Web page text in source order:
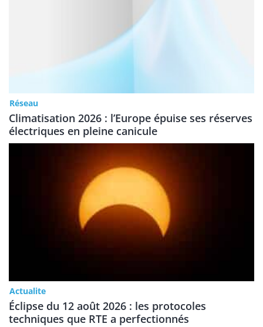
Réseau
Climatisation 2026 : l’Europe épuise ses réserves
électriques en pleine canicule
Actualite
Éclipse du 12 août 2026 : les protocoles
techniques que RTE a perfectionnés